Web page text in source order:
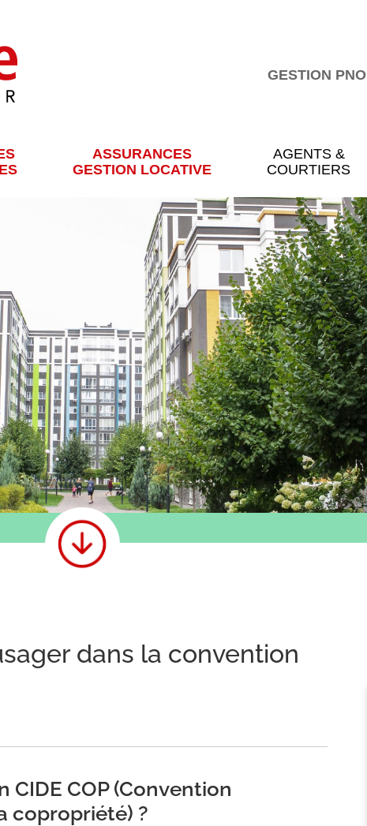
GESTION PNO
ASSURANCES
GESTION LOCATIVE
AGENTS &
COURTIERS
dans la convention
CIDE COP (Convention
copropriété) ?